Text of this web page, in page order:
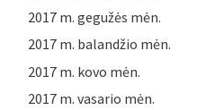
2017 m. gegužės mėn.
2017 m. balandžio mėn.
2017 m. kovo mėn.
2017 m. vasario mėn.